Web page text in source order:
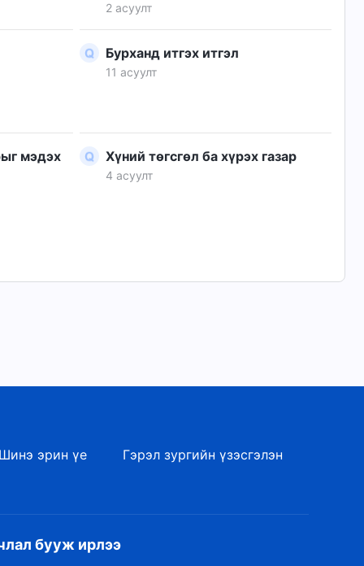
2 асуулт
Бурханд итгэх итгэл
11 асуулт
мэдэх
Хүний төгсгөл ба хүрэх газар
4 асуулт
Шинэ эрин үе
Гэрэл зургийн үзэсгэлэн
бууж ирлээ